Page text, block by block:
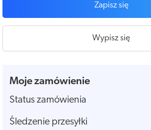
Zapisz się
Wypisz się
Moje zamówienie
Status zamówienia
Śledzenie przesyłki